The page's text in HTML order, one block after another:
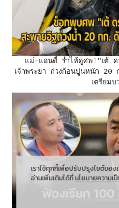
แม่-แอนดี้ ร่ำไห้ดูศพ!"เต้ ด
เจ้าพระยา ถ่วงก้อนปูนหนัก 20
เตรียมบ
เราใช้คุกกี้เพื่อปรับปรุงไซต์ขอ
อ่านเพิ่มเติมได้ที่นโยบายความเ